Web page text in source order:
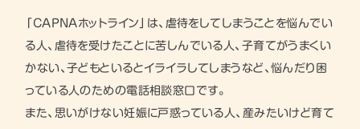
「CAPNAホットライン」は、虐待をしてしまうことを悩んでい
る人、虐待を受けたことに苦しんでいる人、子育てがうまくい
かない、子どもといるとイライラしてしまうなど、悩んだり困
っている人のための電話相談窓口です。
また、思いがけない妊娠に戸惑っている人、産みたいけど育て